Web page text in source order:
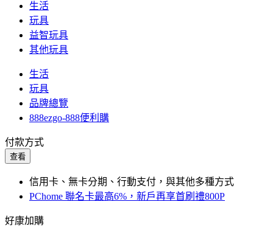
生活
玩具
益智玩具
其他玩具
生活
玩具
品牌總覽
888ezgo-888便利購
付款方式
查看
信用卡、無卡分期、行動支付，與其他多種方式
PChome 聯名卡最高6%，新戶再享首刷禮800P
好康加購